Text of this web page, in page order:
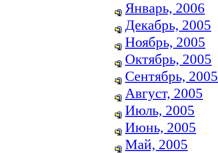
Январь, 2006
Декабрь, 2005
Ноябрь, 2005
Октябрь, 2005
Сентябрь, 2005
Август, 2005
Июль, 2005
Июнь, 2005
Май, 2005